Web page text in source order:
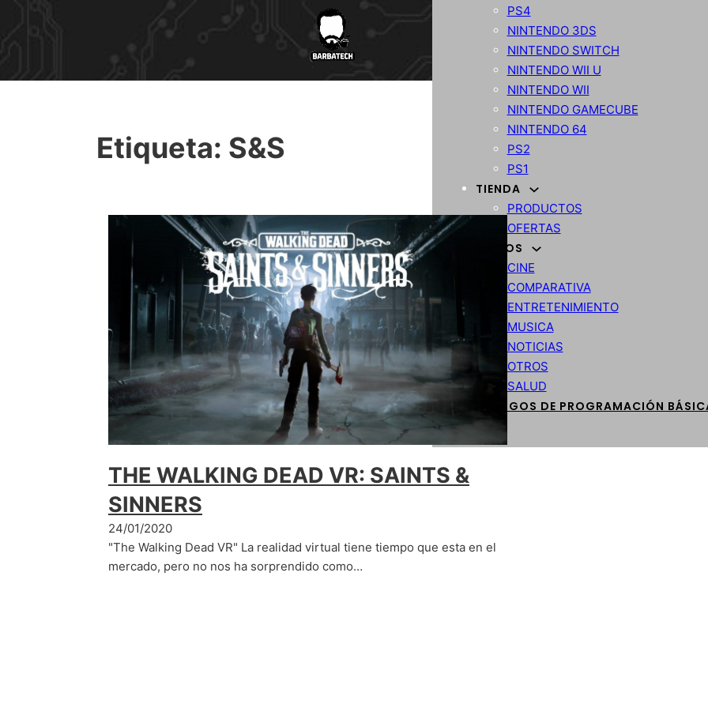
PS4
NINTENDO 3DS
NINTENDO SWITCH
NINTENDO WII U
NINTENDO WII
NINTENDO GAMECUBE
NINTENDO 64
PS2
PS1
TIENDA
PRODUCTOS
OFERTAS
VARIOS
CINE
COMPARATIVA
ENTRETENIMIENTO
MUSICA
NOTICIAS
OTROS
SALUD
CÓDIGOS DE PROGRAMACIÓN
Etiqueta: S&S
THE WALKING DEAD VR: SAINTS &
SINNERS
24/01/2020
"The Walking Dead VR" La realidad virtual tiene tiempo que esta en el
mercado, pero no nos ha sorprendido como…